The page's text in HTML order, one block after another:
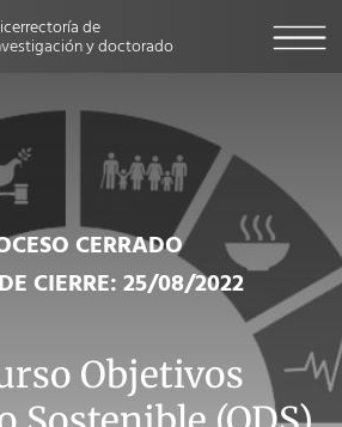
de
y doctorado
CERRADO
CIERRE: 25/08/2022
Objetivos